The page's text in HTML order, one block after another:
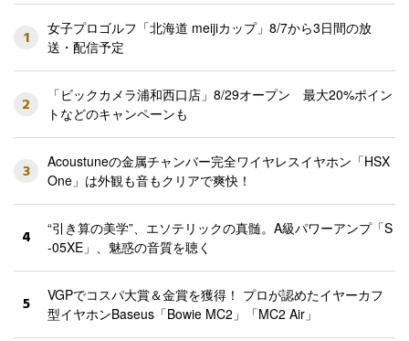
1
女子プロゴルフ「北海道 meijiカップ」8/7から3日間の放
送・配信予定
2
「ビックカメラ浦和西口店」8/29オープン 最大20%ポイン
トなどのキャンペーンも
3
Acoustuneの金属チャンバー完全ワイヤレスイヤホン「HSX
One」は外観も音もクリアで爽快！
4
“引き算の美学”、エソテリックの真髄。A級パワーアンプ「S
-05XE」、魅惑の音質を聴く
5
VGPでコスパ大賞＆金賞を獲得！ プロが認めたイヤーカフ
型イヤホンBaseus「Bowie MC2」「MC2 Air」